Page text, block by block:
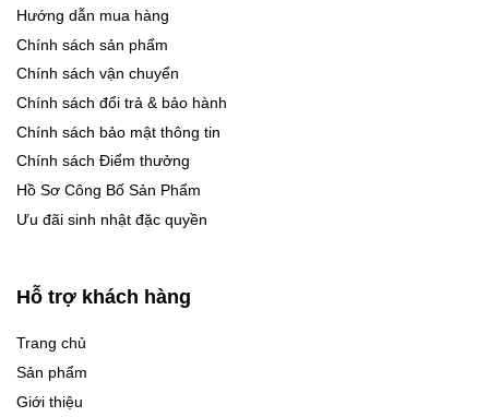
Hướng dẫn mua hàng
Chính sách sản phẩm
Chính sách vận chuyển
Chính sách đổi trả & bảo hành
Chính sách bảo mật thông tin
Chính sách Điểm thưởng
Hồ Sơ Công Bố Sản Phẩm
Ưu đãi sinh nhật đặc quyền
Hỗ trợ khách hàng
Trang chủ
Sản phẩm
Giới thiệu